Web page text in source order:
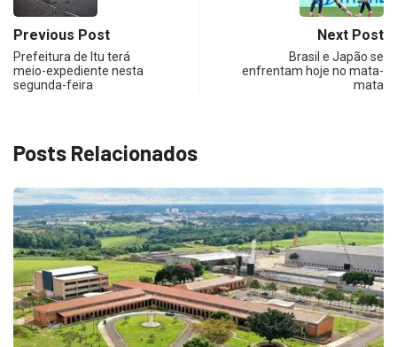
Previous Post
Prefeitura de Itu terá
meio-expediente nesta
segunda-feira
Next Post
Brasil e Japão se
enfrentam hoje no mata-
mata
Posts Relacionados